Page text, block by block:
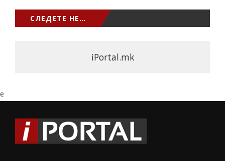
СЛЕДЕТЕ НЕ…
iPortal.mk
e